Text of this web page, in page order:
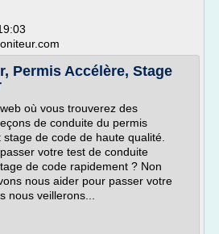
Permis Accélère, Stage
où vous trouverez des
de conduite du permis
de code de haute qualité.
votre test de conduite
de code rapidement ? Non
nous aider pour passer votre
nous veillerons...